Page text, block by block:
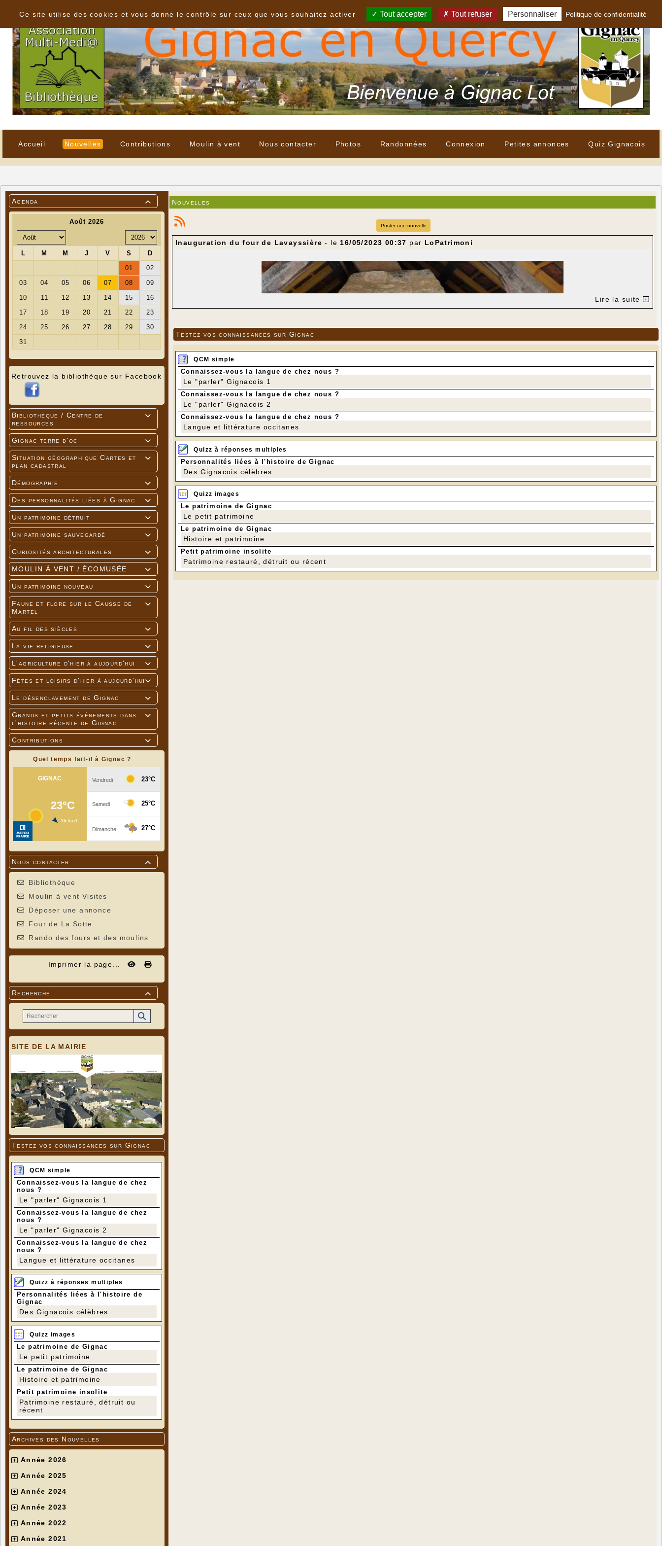
Accueil Nouvelles Contributions Moulin à vent Nous contacter Photos Randonnées Connexion Petites annonces Quiz Gignacois

Agenda
Retrouvez la bibliothèque sur Facebook

Bibliothèque / Centre de
ressources

Gignac terre d'oc

Situation géographique Cartes et
plan cadastral

Démographie

Des personnalités liées à Gignac

Un patrimoine détruit

Un patrimoine sauvegardé

Curiosités architecturales

MOULIN À VENT / ÉCOMUSÉE

Un patrimoine nouveau

Faune et flore sur le Causse de
Martel

Au fil des siècles

La vie religieuse

L'agriculture d'hier à aujourd'hui

Fêtes et loisirs d'hier à aujourd'hui

Le désenclavement de Gignac

Grands et petits événements dans
l'histoire récente de Gignac

Contributions
Quel temps fait-il à Gignac ?

Nous contacter
Bibliothèque
Moulin à vent Visites
Déposer une annonce
Four de La Sotte
Rando des fours et des moulins
Imprimer la page...

Recherche
SITE DE LA MAIRIE
Testez vos connaissances sur Gignac
QCM simple
Connaissez-vous la langue de chez
nous ?
Le "parler" Gignacois 1
Connaissez-vous la langue de chez
nous ?
Le "parler" Gignacois 2
Connaissez-vous la langue de chez
nous ?
Langue et littérature occitanes
Quizz à réponses multiples
Personnalités liées à l'histoire de
Gignac
Des Gignacois célèbres
Quizz images
Le patrimoine de Gignac
Le petit patrimoine
Le patrimoine de Gignac
Histoire et patrimoine
Petit patrimoine insolite
Patrimoine restauré, détruit ou
récent
Archives des Nouvelles
Année 2026
Année 2025
Année 2024
Année 2023
Année 2022
Année 2021
Nouvelles
Poster une nouvelle
Inauguration du four de Lavayssière - le 16/05/2023 00:37 par LoPatrimoni
Lire la suite
Testez vos connaissances sur Gignac
QCM simple
Connaissez-vous la langue de chez nous ?
Le "parler" Gignacois 1
Connaissez-vous la langue de chez nous ?
Le "parler" Gignacois 2
Connaissez-vous la langue de chez nous ?
Langue et littérature occitanes
Quizz à réponses multiples
Personnalités liées à l'histoire de Gignac
Des Gignacois célèbres
Quizz images
Le patrimoine de Gignac
Le petit patrimoine
Le patrimoine de Gignac
Histoire et patrimoine
Petit patrimoine insolite
Patrimoine restauré, détruit ou récent
Ce site utilise des cookies et vous donne le contrôle sur ceux que vous souhaitez activer
Tout accepter Tout refuser Personnaliser Politique de confidentialité